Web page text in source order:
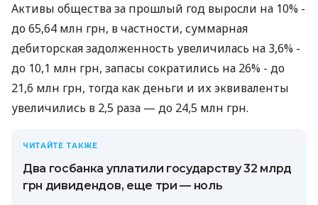
Активы общества за прошлый год выросли на 10% -
до 65,64 млн грн, в частности, суммарная
дебиторская задолженность увеличилась на 3,6% -
до 10,1 млн грн, запасы сократились на 26% - до
21,6 млн грн, тогда как деньги и их эквиваленты
увеличились в 2,5 раза — до 24,5 млн грн.
ЧИТАЙТЕ ТАКЖЕ
Два госбанка уплатили государству 32 млрд
грн дивидендов, еще три — ноль